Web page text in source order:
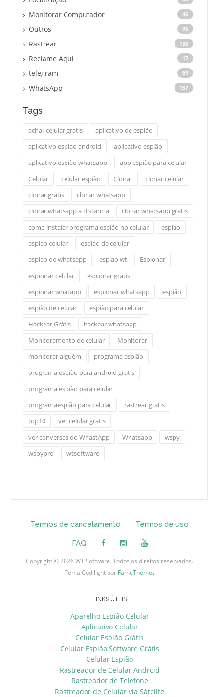
Monitorar Computador 46
Outros 95
Rastrear 138
Reclame Aqui 17
telegram 69
WhatsApp 157
Tags
achar celular gratis
aplicativo de espião
aplicativo espiao android
aplicativo espião
aplicativo espião whatsapp
app espião para celular
Celular
celular espião Clonar
clonar celular
clonar gratis
clonar whatsapp
clonar whatsapp a distancia
clonar whatsapp gratis
como instalar programa espião no celular
espiao
espiao celular
espiao de celular
espiao de whatsapp
espiao wt
Espionar
espionar celular
espionar grátis
espionar whatapp
espionar whatsapp
espião
espião de celular
espião para celular
Hackear Grátis
hackear whatsapp
Monitoramento de celular
Monitorar
monitorar alguém
programa espião
programa espião para android gratis
programa espião para celular
programaespião para celular
rastrear gratis
top10
ver celular gratis
ver conversas do WhastApp
Whatsapp
wspy
wspypro
wtsoftware
Termos de cancelamento Termos de uso
FAQ
Copyright © 2026 WT Software. Todos os direitos reservados.
Tema Codilight por FameThemes
LINKS ÚTEIS
Aparelho Espião Celular
Aplicativo Celular
Celular Espião Grátis
Celular Espião Software Grátis
Celular Espião
Rastreador de Celular Android
Rastreador de Telefone
Rastreador de Celular via Sátelite